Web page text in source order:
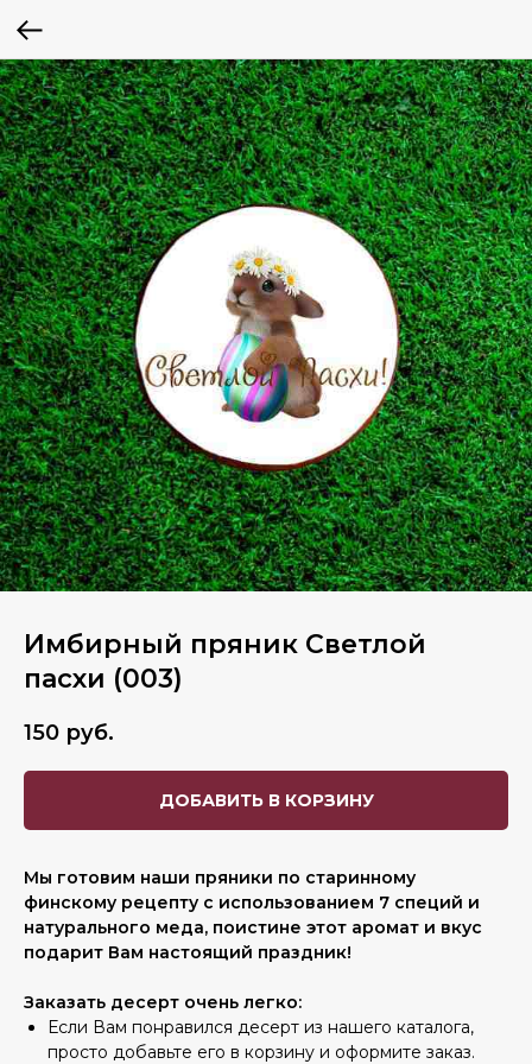
Имбирный пряник Светлой
пасхи (003)
150 руб.
ДОБАВИТЬ В КОРЗИНУ
Мы готовим наши пряники по старинному
финскому рецепту с использованием 7 специй и
натурального меда, поистине этот аромат и вкус
подарит Вам настоящий праздник!
Заказать десерт очень легко:
Если Вам понравился десерт из нашего каталога,
просто добавьте его в корзину и оформите заказ.